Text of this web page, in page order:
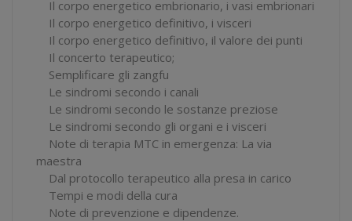
Il corpo energetico embrionario, i vasi embrionari
Il corpo energetico definitivo, i visceri
Il corpo energetico definitivo, il valore dei punti
Il concerto terapeutico;
Semplificare gli zangfu
Le sindromi secondo i canali
Le sindromi secondo le sostanze preziose
Le sindromi secondo gli organi e i visceri
Note di terapia MTC in emergenza: La via
maestra
Dal protocollo terapeutico alla presa in carico
Tempi e modi della cura
Note di prevenzione e dipendenze.